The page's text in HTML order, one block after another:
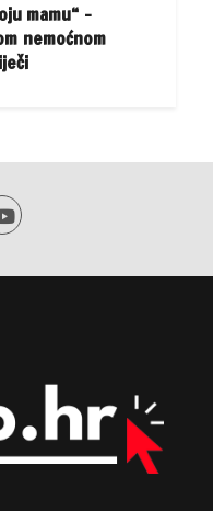
mamu“ –
nemoćnom